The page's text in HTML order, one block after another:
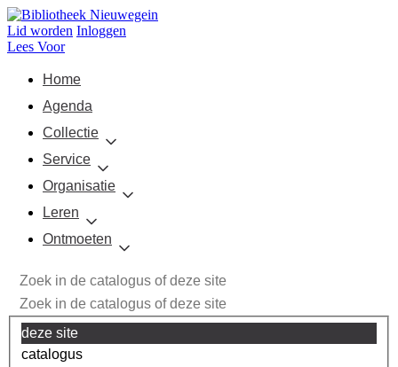
Lid worden Inloggen
Lees Voor
Home
Agenda
Collectie
Service
Organisatie
Leren
Ontmoeten
deze site
catalogus